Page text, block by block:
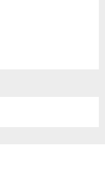
GPS. Jaký